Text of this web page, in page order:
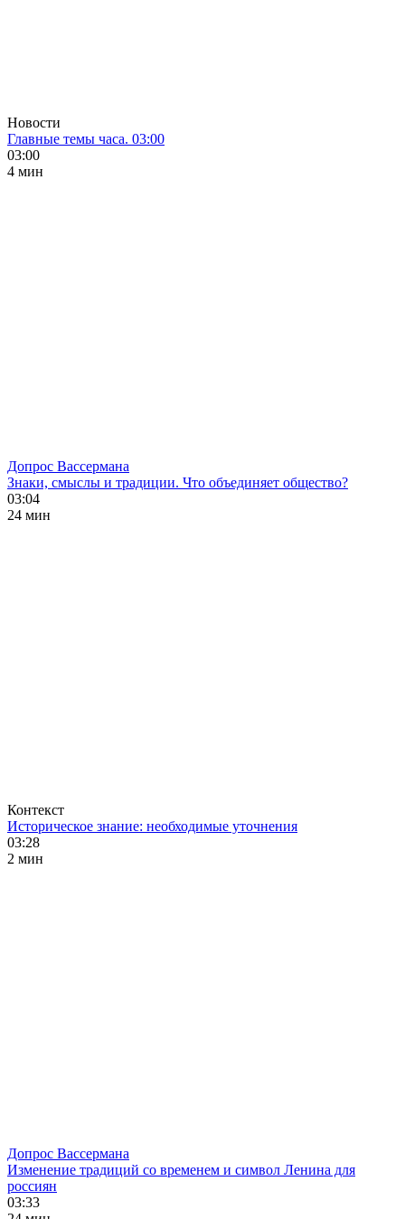
Новости
Главные темы часа. 03:00
03:00
4 мин
Допрос Вассермана
Знаки, смыслы и традиции. Что объединяет общество?
03:04
24 мин
Контекст
Историческое знание: необходимые уточнения
03:28
2 мин
Допрос Вассермана
Изменение традиций со временем и символ Ленина для
россиян
03:33